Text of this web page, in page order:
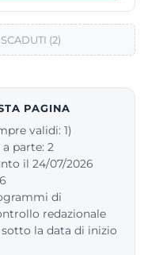
(2)
PAGINA
validi: 1)
parte: 2
il 24/07/2026
di
redazionale
la data di inizio